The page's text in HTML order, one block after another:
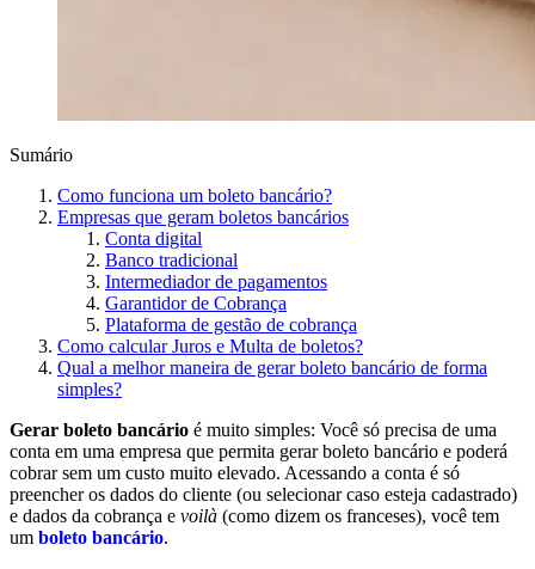
Sumário
Como funciona um boleto bancário?
Empresas que geram boletos bancários
Conta digital
Banco tradicional
Intermediador de pagamentos
Garantidor de Cobrança
Plataforma de gestão de cobrança
Como calcular Juros e Multa de boletos?
Qual a melhor maneira de gerar boleto bancário de forma
simples?
Gerar boleto bancário é muito simples: Você só precisa de uma
conta em uma empresa que permita gerar boleto bancário e poderá
cobrar sem um custo muito elevado. Acessando a conta é só
preencher os dados do cliente (ou selecionar caso esteja cadastrado)
e dados da cobrança e voilà (como dizem os franceses), você tem
um boleto bancário.